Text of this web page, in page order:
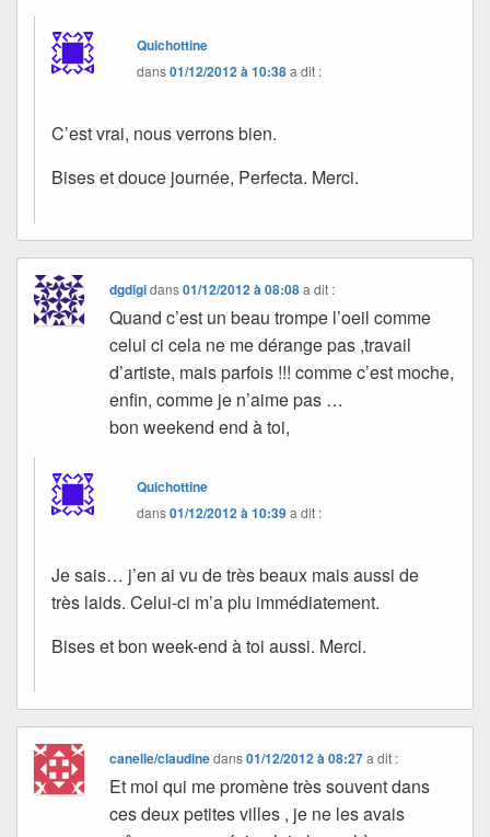
Quichottine
dans01/12/2012 à 10:38a dit :
C’est vrai, nous verrons bien.
Bises et douce journée, Perfecta. Merci.
dgdigidans01/12/2012 à 08:08 a dit :
Quand c’est un beau trompe l’oeil comme
celui ci cela ne me dérange pas ,travail
d’artiste, mais parfois !!! comme c’est moche,
enfin, comme je n’aime pas …
bon weekend end à toi,
Quichottine
dans01/12/2012 à 10:39a dit :
Je sais… j’en ai vu de très beaux mais aussi de
très laids. Celui-ci m’a plu immédiatement.
Bises et bon week-end à toi aussi. Merci.
canelle/claudinedans01/12/2012 à 08:27 a dit :
Et moi qui me promène très souvent dans
ces deux petites villes , je ne les avais